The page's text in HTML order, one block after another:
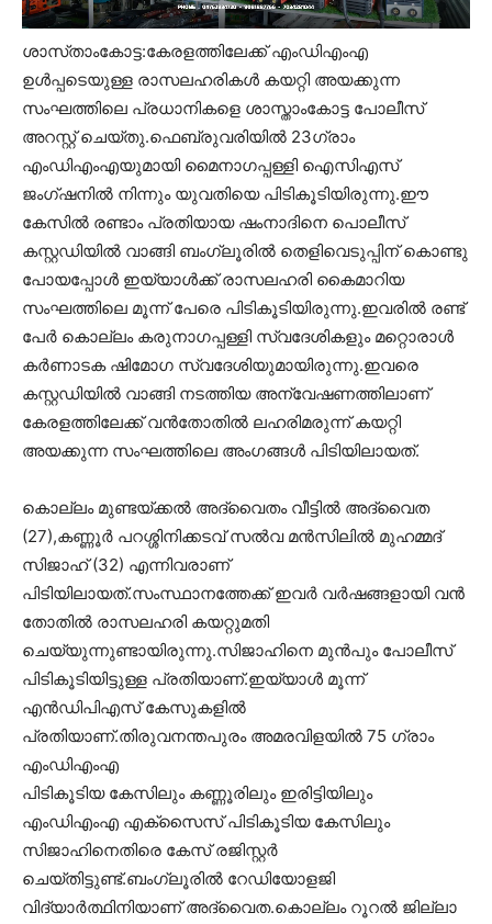
ശാസ്‌താംകോട്ട:കേരളത്തിലേക്ക് എംഡിഎംഎ
ഉൾപ്പടെയുള്ള രാസലഹരികൾ കയറ്റി അയക്കുന്ന
സംഘത്തിലെ പ്രധാനികളെ ശാസ്താംകോട്ട പോലീസ്
അറസ്റ്റ് ചെയ്തു.ഫെബ്രുവരിയിൽ 23ഗ്രാം
എംഡിഎംഎയുമായി മൈനാഗപ്പള്ളി ഐസിഎസ്
ജംഗ്ഷനിൽ നിന്നും യുവതിയെ പിടികൂടിയിരുന്നു.ഈ
കേസിൽ രണ്ടാം പ്രതിയായ ഷംനാദിനെ പൊലീസ്
കസ്റ്റഡിയിൽ വാങ്ങി ബംഗ്ലൂരിൽ തെളിവെടുപ്പിന് കൊണ്ടു
പോയപ്പോൾ ഇയ്യാൾക്ക് രാസലഹരി കൈമാറിയ
സംഘത്തിലെ മൂന്ന് പേരെ പിടികൂടിയിരുന്നു.ഇവരിൽ രണ്ട്
പേർ കൊല്ലം കരുനാഗപ്പള്ളി സ്വദേശികളും മറ്റൊരാൾ
കർണാടക ഷിമോഗ സ്വദേശിയുമായിരുന്നു.ഇവരെ
കസ്റ്റഡിയിൽ വാങ്ങി നടത്തിയ അന്വേഷണത്തിലാണ്
കേരളത്തിലേക്ക് വൻതോതിൽ ലഹരിമരുന്ന് കയറ്റി
അയക്കുന്ന സംഘത്തിലെ അംഗങ്ങൾ പിടിയിലായത്.
കൊല്ലം മുണ്ടയ്ക്കൽ അദ്വൈതം വീട്ടിൽ അദ്വൈത
(27),കണ്ണൂർ പറശ്ശിനിക്കടവ് സൽവ മൻസിലിൽ മുഹമ്മദ്
സിജാഹ് (32) എന്നിവരാണ്
പിടിയിലായത്.സംസ്ഥാനത്തേക്ക് ഇവർ വർഷങ്ങളായി വൻ
തോതിൽ രാസലഹരി കയറ്റുമതി
ചെയ്യുന്നുണ്ടായിരുന്നു.സിജാഹിനെ മുൻപും പോലീസ്
പിടികൂടിയിട്ടുള്ള പ്രതിയാണ്.ഇയ്യാൾ മൂന്ന്
എൻഡിപിഎസ് കേസുകളിൽ
പ്രതിയാണ്.തിരുവനന്തപുരം അമരവിളയിൽ 75 ഗ്രാം
എംഡിഎംഎ
പിടികൂടിയ കേസിലും കണ്ണൂരിലും ഇരിട്ടിയിലും
എംഡിഎംഎ എക്സൈസ് പിടികൂടിയ കേസിലും
സിജാഹിനെതിരെ കേസ് രജിസ്റ്റർ
ചെയ്തിട്ടുണ്ട്.ബംഗ്ലൂരിൽ റേഡിയോളജി
വിദ്യാർത്ഥിനിയാണ് അദ്വൈത.കൊല്ലം റൂറൽ ജില്ലാ